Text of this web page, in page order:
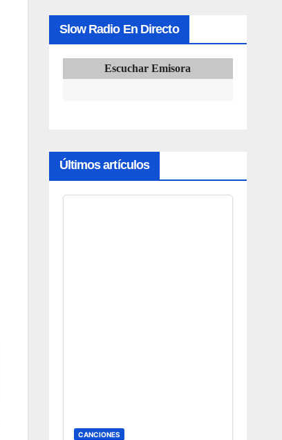
Slow Radio En Directo
Escuchar Emisora
Últimos artículos
CANCIONES